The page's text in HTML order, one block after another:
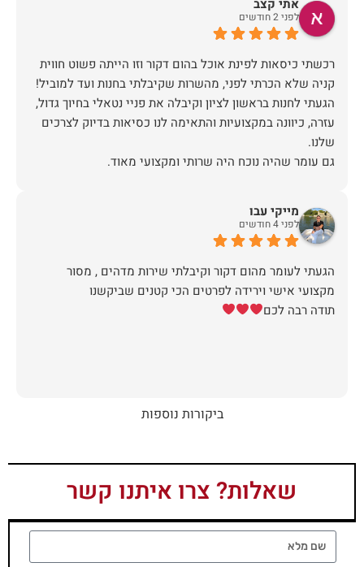
אתי קצב
לפני 2 חודשים
רכשתי כיסאות לפינת אוכל בהום דקור וזו הייתה פשוט חווית
הגעתי לחנות בראשון לציון וקיבלה את פניי נטאלי בחיוך גדול,
עזרה, כיוונה במקצועיות והתאימה לנו כסיאות בדיוק לצרכים
ערב לפני ההגעה של המוביל (יובל) הוא התקשר לוודא כתובת
תודה לכם הום דקור, אתם דוגמא ומופת לאיך חנויות צריכות
מייקי עבו
לפני 4 חודשים
הגעתי לעומר מהום דקור וקיבלתי שירות מדהים , מסור
תודה רבה לכם
ביקורות נוספות
שאלות? צרו איתנו קשר